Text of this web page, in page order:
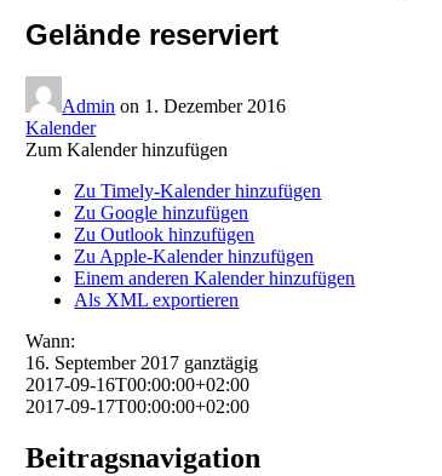
Gelände reserviert
Admin on 1. Dezember 2016
Kalender
Zum Kalender hinzufügen
Zu Timely-Kalender hinzufügen
Zu Google hinzufügen
Zu Outlook hinzufügen
Zu Apple-Kalender hinzufügen
Einem anderen Kalender hinzufügen
Als XML exportieren
Wann:
16. September 2017 ganztägig
2017-09-16T00:00:00+02:00
2017-09-17T00:00:00+02:00
Beitragsnavigation